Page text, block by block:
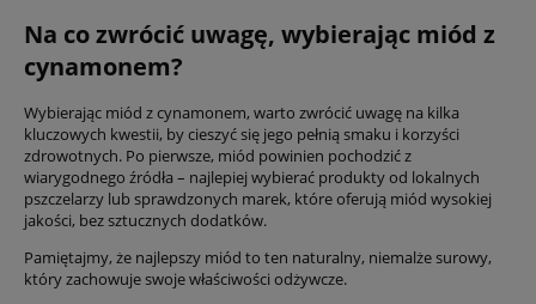
Na co zwrócić uwagę, wybierając miód z
cynamonem?
Wybierając miód z cynamonem, warto zwrócić uwagę na kilka
kluczowych kwestii, by cieszyć się jego pełnią smaku i korzyści
zdrowotnych. Po pierwsze, miód powinien pochodzić z
wiarygodnego źródła – najlepiej wybierać produkty od lokalnych
pszczelarzy lub sprawdzonych marek, które oferują miód wysokiej
jakości, bez sztucznych dodatków.
Pamiętajmy, że najlepszy miód to ten naturalny, niemalże surowy,
który zachowuje swoje właściwości odżywcze.